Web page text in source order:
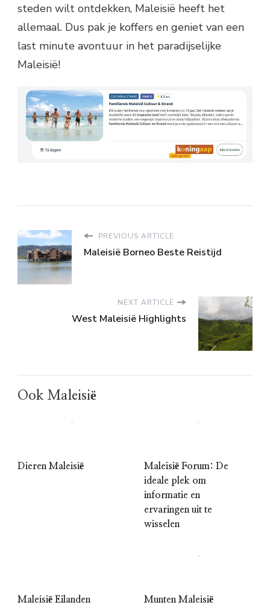
steden wilt ontdekken, Maleisië heeft het
allemaal. Dus pak je koffers en geniet van een
last minute avontuur in het paradijselijke
Maleisië!
PREVIOUS ARTICLE
Maleisië Borneo Beste Reistijd
NEXT ARTICLE
West Maleisië Highlights
Ook Maleisië
Dieren Maleisië
Maleisië Forum: De
ideale plek om
informatie en
ervaringen uit te
wisselen
Maleisië Eilanden
Munten Maleisië